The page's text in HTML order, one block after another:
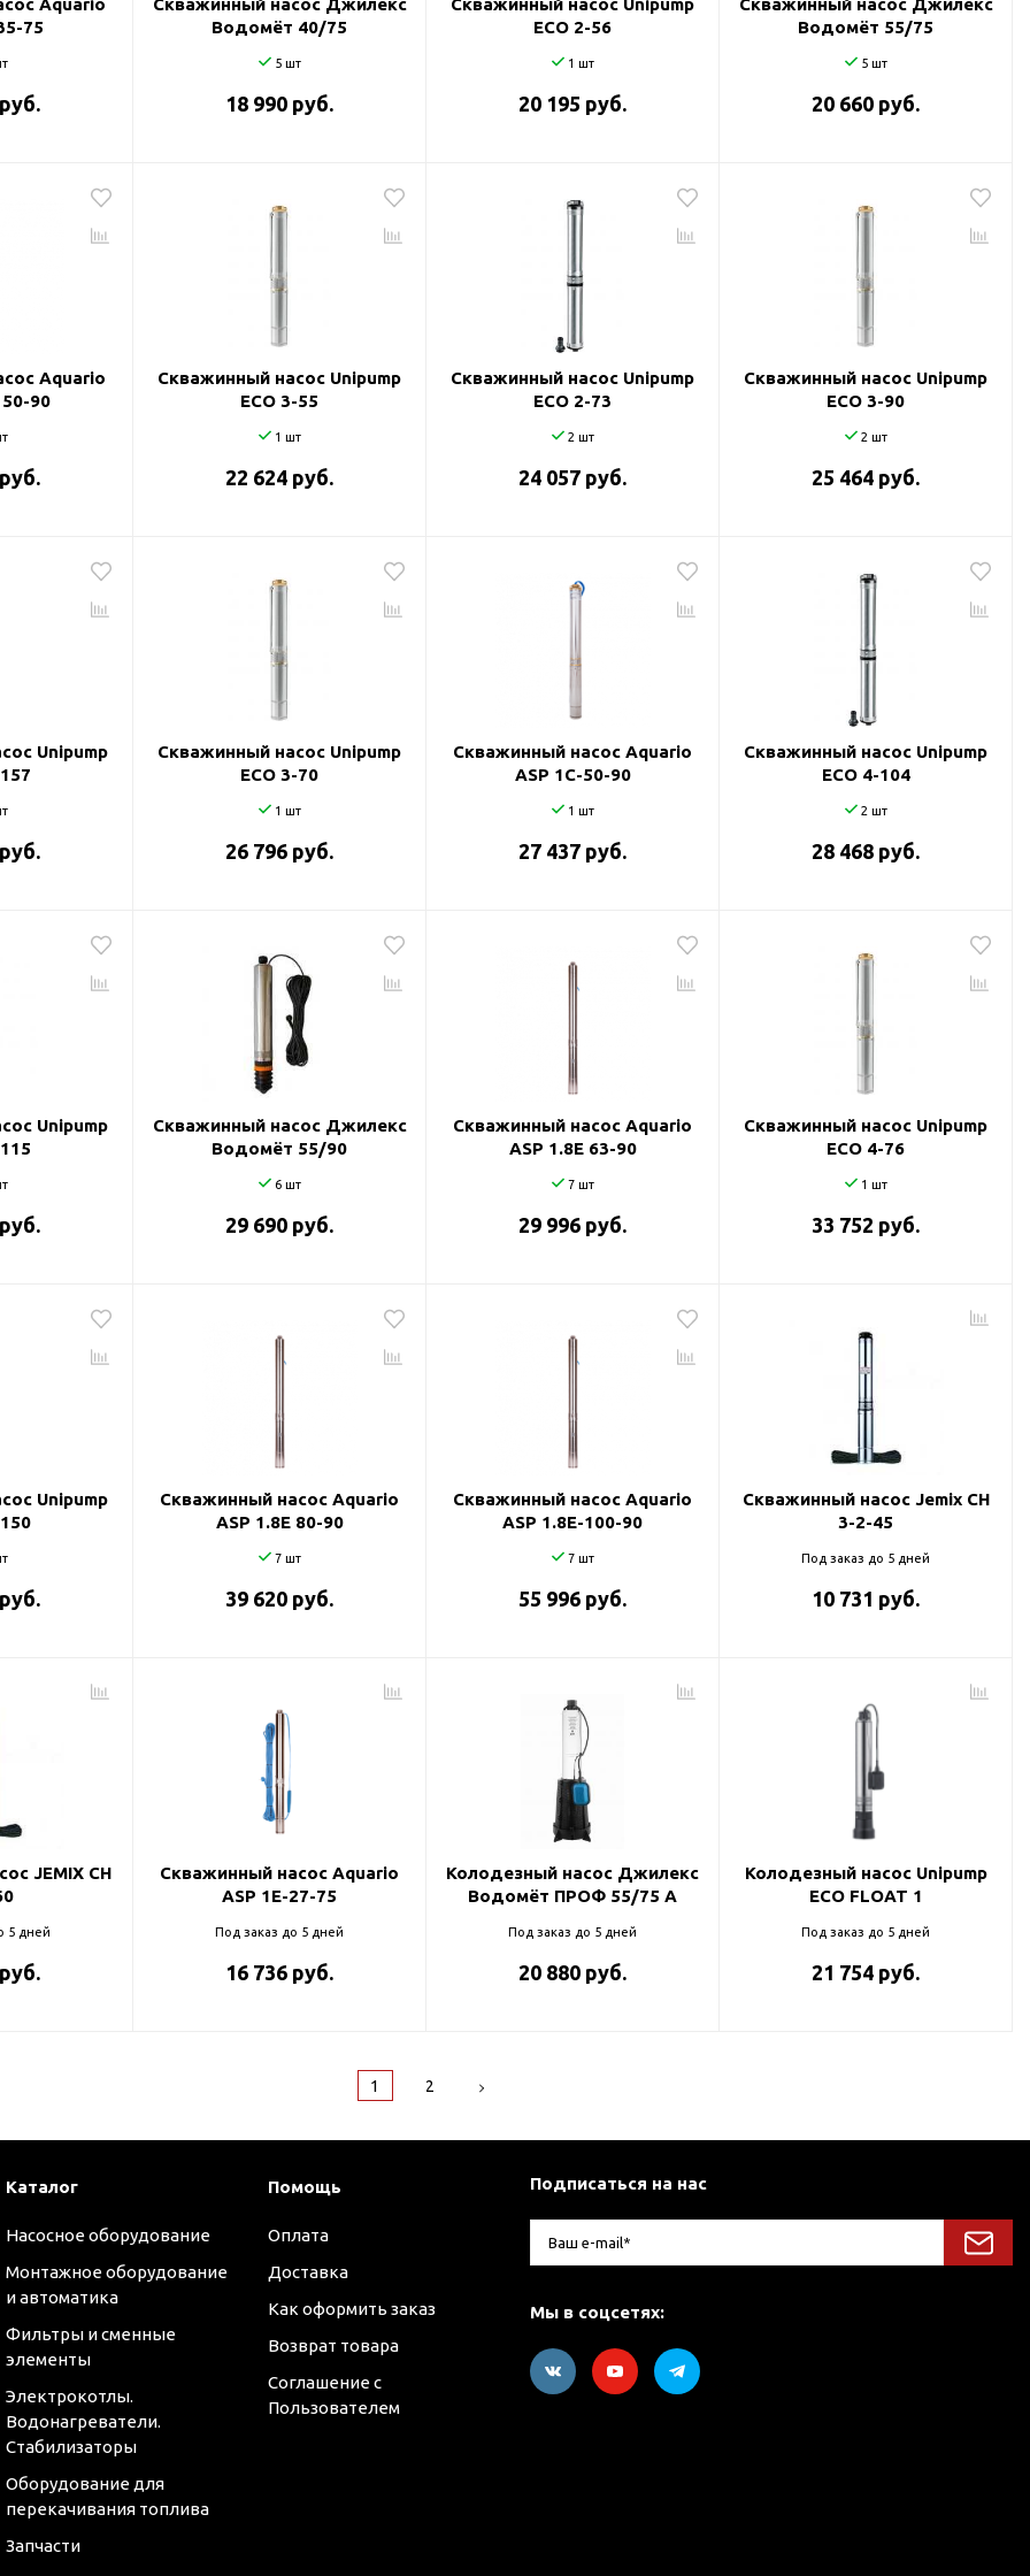
Aquario
75
Скважинный насос Джилекс
Водомёт 40/75
5 шт
18 990 руб.
Скважинный насос Unipump
ECO 2-56
1 шт
20 195 руб.
Скважинный насос Джилекс
Водомёт 55/75
5 шт
20 660 руб.
Aquario
50-90
Скважинный насос Unipump
ECO 3-55
1 шт
22 624 руб.
Скважинный насос Unipump
ECO 2-73
2 шт
24 057 руб.
Скважинный насос Unipump
ECO 3-90
2 шт
25 464 руб.
Unipump
Скважинный насос Unipump
ECO 3-70
1 шт
26 796 руб.
Скважинный насос Aquario
ASP 1С-50-90
1 шт
27 437 руб.
Скважинный насос Unipump
ECO 4-104
2 шт
28 468 руб.
Unipump
Скважинный насос Джилекс
Водомёт 55/90
6 шт
29 690 руб.
Скважинный насос Aquario
ASP 1.8Е 63-90
7 шт
29 996 руб.
Скважинный насос Unipump
ECO 4-76
1 шт
33 752 руб.
Unipump
Скважинный насос Aquario
ASP 1.8E 80-90
7 шт
39 620 руб.
Скважинный насос Aquario
ASP 1.8E-100-90
7 шт
55 996 руб.
Скважинный насос Jemix CH
3-2-45
Под заказ до 5 дней
10 731 руб.
JEMIX CH
5 дней
Скважинный насос Aquario
ASP 1E-27-75
Под заказ до 5 дней
16 736 руб.
Колодезный насос Джилекс
Водомёт ПРОФ 55/75 A
Под заказ до 5 дней
20 880 руб.
Колодезный насос Unipump
ECO FLOAT 1
Под заказ до 5 дней
21 754 руб.
1 2
Каталог
Насосное оборудование
Монтажное оборудование
и автоматика
Фильтры и сменные
элементы
Электрокотлы.
Водонагреватели.
Стабилизаторы
Оборудование для
перекачивания топлива
Запчасти
Помощь
Оплата
Доставка
Как оформить заказ
Возврат товара
Соглашение с
Пользователем
Подписаться на нас
Мы в соцсетях: